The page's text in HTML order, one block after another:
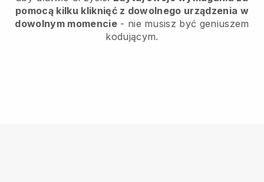
pomocą kilku kliknięć z dowolnego urządzenia w
dowolnym momencie- nie musisz być geniuszem
kodującym.